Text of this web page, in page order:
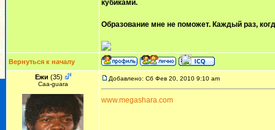
кубиками.
Образование мне не поможет. Каждый раз,
Вернуться к началу
Ежи (35)
Сaa-guara
Добавлено: Сб Фев 20, 2010 9:10 am
www.megashara.com